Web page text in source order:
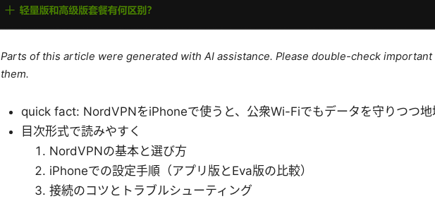
Parts of this article were generated with AI assistance. Please double-check
them.
quick fact: NordVPNをiPhoneで使うと、公衆Wi-Fiでもデータを守りつつ地
目次形式で読みやすく
NordVPNの基本と選び方
iPhoneでの設定手順（アプリ版とEva版の比較）
接続のコツとトラブルシューティング